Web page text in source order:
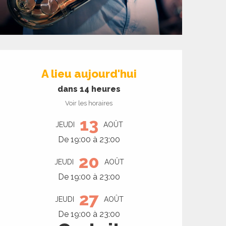
et
A lieu aujourd'hui
dans 14 heures
Voir les horaires
JEUDI 13 AOÛT
De 19:00 à 23:00
JEUDI 20 AOÛT
De 19:00 à 23:00
JEUDI 27 AOÛT
De 19:00 à 23:00